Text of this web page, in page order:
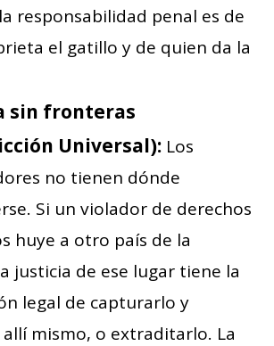
responsabilidad penal es de
el gatillo y de quien da la
sin fronteras
Universal): Los
no tienen dónde
Si un violador de derechos
huye a otro país de la
justicia de ese lugar tiene la
legal de capturarlo y
mismo, o extraditarlo. La